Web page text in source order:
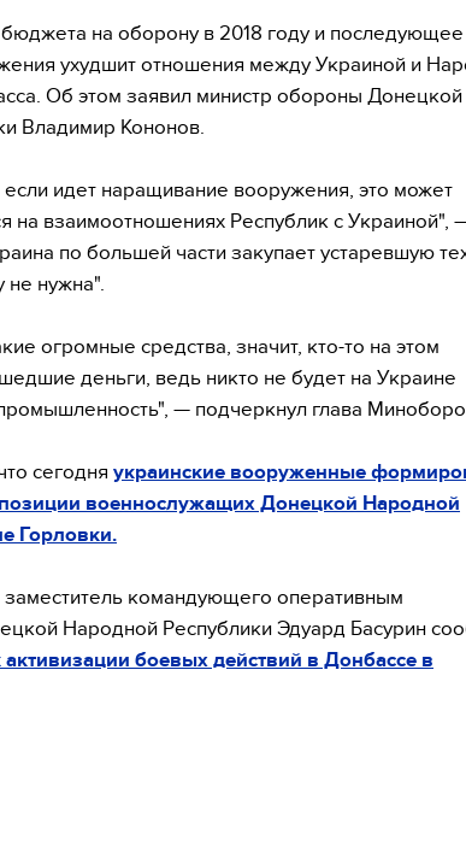
на оборону в 2018 году и последующее
ухудшит отношения между Украиной и
Об этом заявил министр обороны Донецкой
Владимир Кононов.
идет наращивание вооружения, это может
на взаимоотношениях Республик с Украиной",
по большей части закупает устаревшую
не нужна".
огромные средства, значит, кто-то на этом
деньги, ведь никто не будет на Украине
— подчеркнул глава
сегодня украинские вооруженные
военнослужащих Донецкой Народной
Горловки.
заместитель командующего оперативным
Народной Республики Эдуард Басурин
активизации боевых действий в Донбассе в